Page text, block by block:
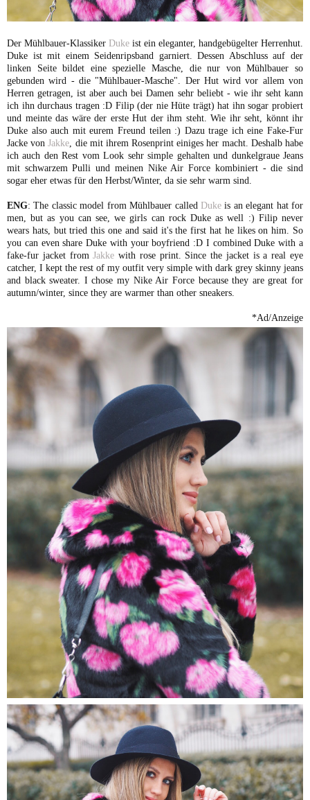
Der Mühlbauer-Klassiker Duke ist ein eleganter, handgebügelter Herrenhut.
Duke ist mit einem Seidenripsband garniert. Dessen Abschluss auf der
linken Seite bildet eine spezielle Masche, die nur von Mühlbauer so
gebunden wird - die "Mühlbauer-Masche". Der Hut wird vor allem von
Herren getragen, ist aber auch bei Damen sehr beliebt - wie ihr seht kann
ich ihn durchaus tragen :D Filip (der nie Hüte trägt) hat ihn sogar probiert
und meinte das wäre der erste Hut der ihm steht. Wie ihr seht, könnt ihr
Duke also auch mit eurem Freund teilen :) Dazu trage ich eine Fake-Fur
Jacke vonJakke , die mit ihrem Rosenprint einiges her macht. Deshalb habe
ich auch den Rest vom Look sehr simple gehalten und dunkelgraue Jeans
mit schwarzem Pulli und meinen Nike Air Force kombiniert - die sind
sogar eher etwas für den Herbst/Winter, da sie sehr warm sind.
ENG: The classic model from Mühlbauer called Dukeis an elegant hat for
men, but as you can see, we girls can rock Duke as well :) Filip never
wears hats, but tried this one and said it's the first hat he likes on him. So
you can even share Duke with your boyfriend :D I combined Duke with a
fake-fur jacket fromJakke with rose print. Since the jacket is a real eye
catcher, I kept the rest of my outfit very simple with dark grey skinny jeans
and black sweater. I chose my Nike Air Force because they are great for
autumn/winter, since they are warmer than other sneakers.
*Ad/Anzeige